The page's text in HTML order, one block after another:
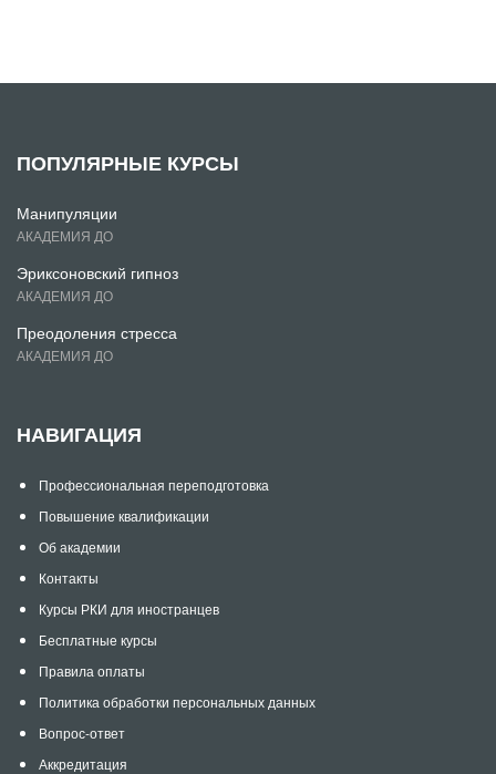
ПОПУЛЯРНЫЕ КУРСЫ
Манипуляции
АКАДЕМИЯ ДО
Эриксоновский гипноз
АКАДЕМИЯ ДО
Преодоления стресса
АКАДЕМИЯ ДО
НАВИГАЦИЯ
Профессиональная переподготовка
Повышение квалификации
Об академии
Контакты
Курсы РКИ для иностранцев
Бесплатные курсы
Правила оплаты
Политика обработки персональных данных
Вопрос-ответ
Аккредитация